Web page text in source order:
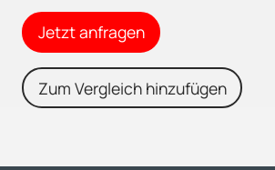
Jetzt anfragen
Zum Vergleich hinzufügen